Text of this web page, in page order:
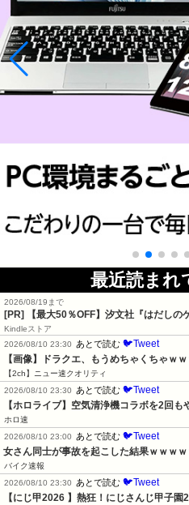
最近読まれ
2026/08/19まで
[PR] 【最大50％OFF】汐文社『はだし
Kindleストア
2026/08/10 23:30
あとで読む 🐦Tweet
【画像】ドラクエ、もうめちゃくちゃｗ
【2ch】ニュー速クオリティ
2026/08/10 23:30
あとで読む 🐦Tweet
【ホロライブ】空気清浄機コラボを2回も
ホロ速
2026/08/10 23:00
あとで読む 🐦Tweet
女さん同士が事故を起こした結果ｗｗｗ
バイク速報
2026/08/10 23:30
あとで読む 🐦Tweet
【にじ甲2026 】熱狂！にじさんじ甲子